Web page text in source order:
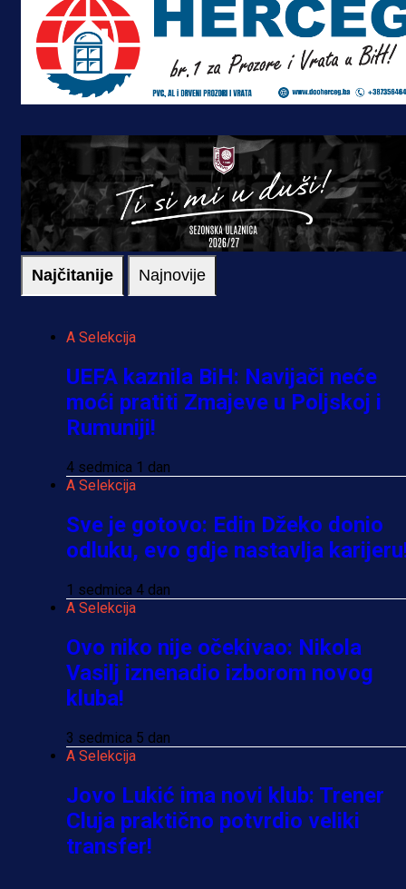
Najčitanije Najnovije
A Selekcija
UEFA kaznila BiH: Navijači neće
moći pratiti Zmajeve u Poljskoj i
Rumuniji!
4 sedmica 1 dan
A Selekcija
Sve je gotovo: Edin Džeko donio
odluku, evo gdje nastavlja
1 sedmica 4 dan
A Selekcija
Ovo niko nije očekivao: Nikola
Vasilj iznenadio izborom novog
kluba!
3 sedmica 5 dan
A Selekcija
Jovo Lukić ima novi klub: Trener
Cluja praktično potvrdio veliki
transfer!